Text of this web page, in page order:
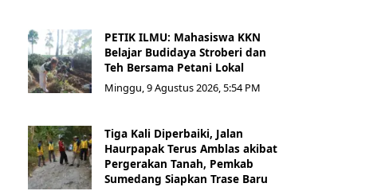
PETIK ILMU: Mahasiswa KKN
Belajar Budidaya Stroberi dan
Teh Bersama Petani Lokal
Minggu, 9 Agustus 2026, 5:54 PM
Tiga Kali Diperbaiki, Jalan
Haurpapak Terus Amblas akibat
Pergerakan Tanah, Pemkab
Sumedang Siapkan Trase Baru